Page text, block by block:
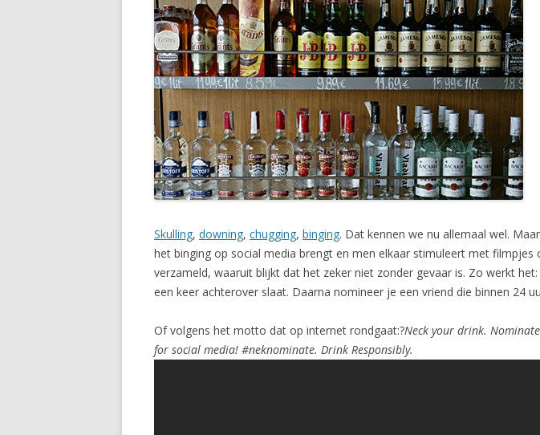
Skulling, downing, chugging, binging. Dat kennen we nu allemaal wel.
het binging op social media brengt en men elkaar stimuleert met filmpjes
verzameld, waaruit blijkt dat het zeker niet zonder gevaar is. Zo werkt
een keer achterover slaat. Daarna nomineer je een vriend die binnen 24
Of volgens het motto dat op internet rondgaat:?Neck your drink.
for social media! #neknominate. Drink Responsibly.